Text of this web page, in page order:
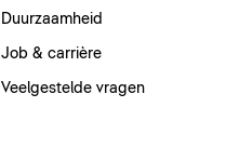
Duurzaamheid
Job & carrière
Veelgestelde vragen